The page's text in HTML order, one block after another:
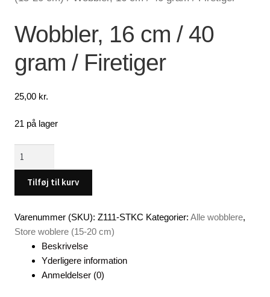
Wobbler, 16 cm / 40
gram / Firetiger
25,00 kr.
21 på lager
/
gram
/
Firetiger
Tilføj til kurv
Varenummer (SKU):Z111-STKC Kategorier:Alle wobblere,
Store woblere (15-20 cm)
Beskrivelse
Yderligere information
Anmeldelser (0)